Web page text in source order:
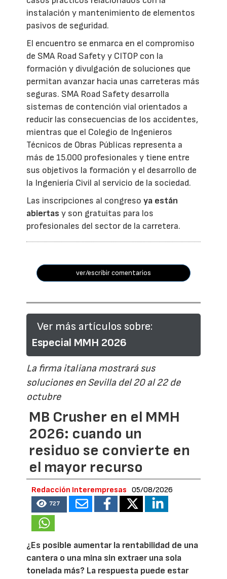
instalación y mantenimiento de elementos
pasivos de seguridad.
El encuentro se enmarca en el compromiso
de SMA Road Safety y CITOP con la
formación y divulgación de soluciones que
permitan avanzar hacia unas carreteras más
seguras. SMA Road Safety desarrolla
sistemas de contención vial orientados a
reducir las consecuencias de los accidentes,
mientras que el Colegio de Ingenieros
Técnicos de Obras Públicas representa a
más de 15.000 profesionales y tiene entre
sus objetivos la formación y el desarrollo de
la Ingeniería Civil al servicio de la sociedad.
Las inscripciones al congresoya están
abiertas y son gratuitas para los
profesionales del sector de la carretera.
ver/escribir comentarios
Ver más artículos sobre:
Especial MMH 2026
La firma italiana mostrará sus
soluciones en Sevilla del 20 al 22 de
octubre
MB Crusher en el MMH
2026: cuando un
residuo se convierte en
el mayor recurso
Redacción Interempresas 05/08/2026
727
¿Es posible aumentar la rentabilidad de una
cantera o una mina sin extraer una sola
tonelada más? La respuesta puede estar